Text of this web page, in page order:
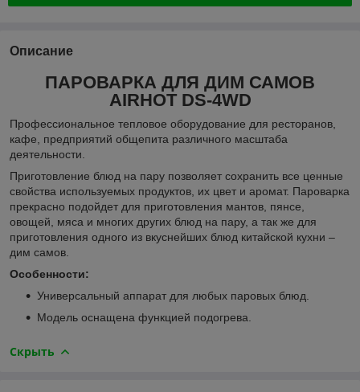
Описание
ПАРОВАРКА ДЛЯ ДИМ САМОВ
AIRHOT DS-4WD
Профессиональное тепловое оборудование для ресторанов,
кафе, предприятий общепита различного масштаба
деятельности.
Приготовление блюд на пару позволяет сохранить все ценные
свойства используемых продуктов, их цвет и аромат. Пароварка
прекрасно подойдет для приготовления мантов, пянсе,
овощей, мяса и многих других блюд на пару, а так же для
приготовления одного из вкуснейших блюд китайской кухни –
дим самов.
Особенности:
Универсальный аппарат для любых паровых блюд.
Модель оснащена функцией подогрева.
Скрыть